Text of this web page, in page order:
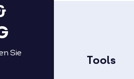
Sie
Tools